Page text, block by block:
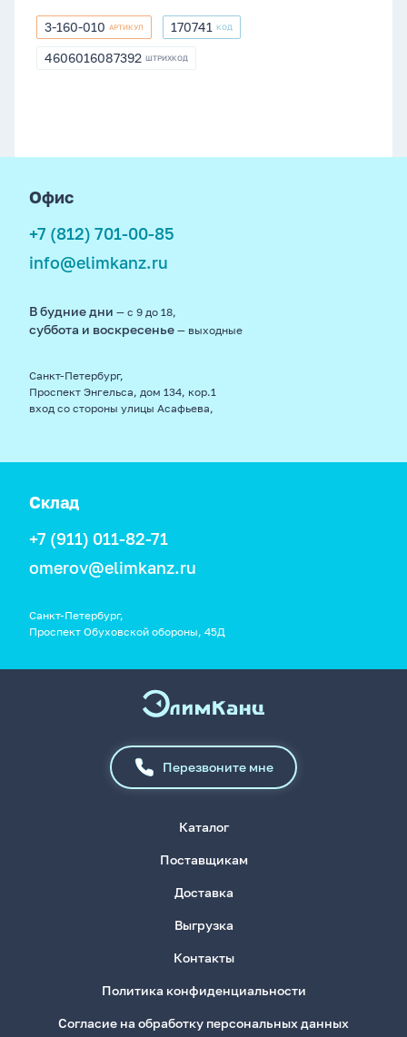
3-
160-
3-160-010 АРТИКУЛ 170741
170741 КОД
4606016087392
4606016087392 ШТРИХКОД
Офис
+7 (812) 701-00-85
info@elimkanz.ru
В будние дни — с 9 до 18,
суббота и воскресенье — выходные
Санкт-Петербург,
Проспект Энгельса, дом 134, кор.1
вход со стороны улицы Асафьева,
Склад
+7 (911) 011-82-71
omerov@elimkanz.ru
Санкт-Петербург,
Проспект Обуховской обороны, 45Д
Перезвоните мне
Каталог
Поставщикам
Доставка
Выгрузка
Контакты
Политика конфиденциальности
Согласие на обработку персональных данных